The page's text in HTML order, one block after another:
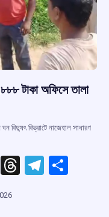
টাকা অফিসে তালা
বিদ্যুৎ বিভ্রাটে নাজেহাল সাধারণ
X
T
T